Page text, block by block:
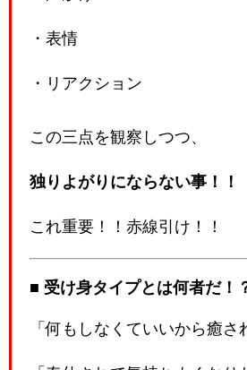
・表情
・リアクション
この三点を観察しつつ、
独りよがりにならない事！！
これ重要！！赤線引け！！
■ 受け身タイプとは何者だ！
「何もしなくていいから癒さ